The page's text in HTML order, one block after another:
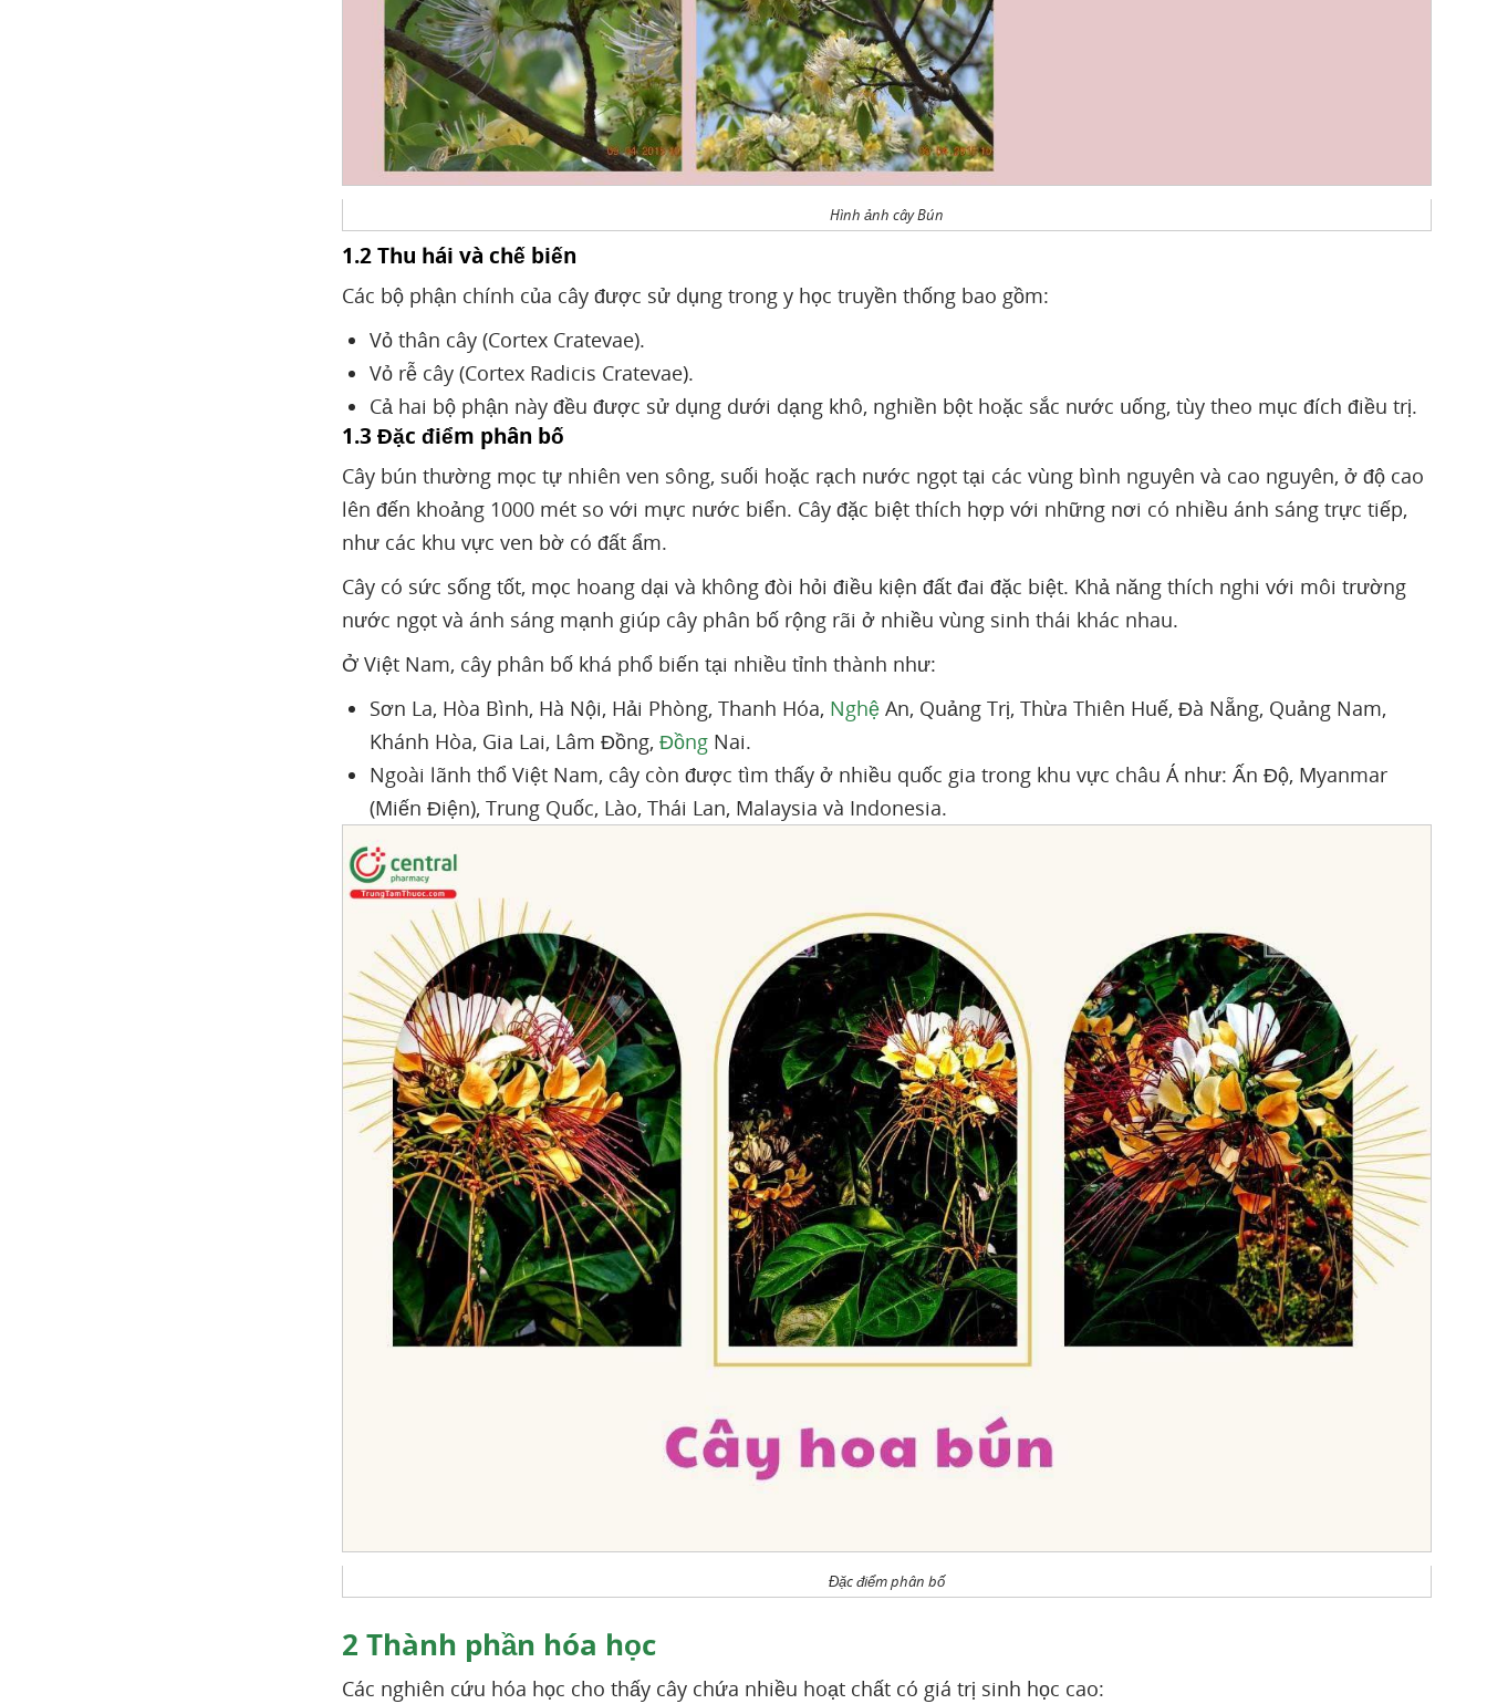
Hình ảnh cây Bún
1.2 Thu hái và chế biến
Các bộ phận chính của cây được sử dụng trong y học truyền thống bao gồm:
Vỏ thân cây (Cortex Cratevae).
Vỏ rễ cây (Cortex Radicis Cratevae).
Cả hai bộ phận này đều được sử dụng dưới dạng khô, nghiền bột hoặc sắc nước uống, tùy theo mục đích điều trị.
1.3 Đặc điểm phân bố
Cây bún thường mọc tự nhiên ven sông, suối hoặc rạch nước ngọt tại các vùng bình nguyên và cao nguyên, ở độ cao
lên đến khoảng 1000 mét so với mực nước biển. Cây đặc biệt thích hợp với những nơi có nhiều ánh sáng trực tiếp,
như các khu vực ven bờ có đất ẩm.
Cây có sức sống tốt, mọc hoang dại và không đòi hỏi điều kiện đất đai đặc biệt. Khả năng thích nghi với môi trường
nước ngọt và ánh sáng mạnh giúp cây phân bố rộng rãi ở nhiều vùng sinh thái khác nhau.
Ở Việt Nam, cây phân bố khá phổ biến tại nhiều tỉnh thành như:
Sơn La, Hòa Bình, Hà Nội, Hải Phòng, Thanh Hóa, NghệAn, Quảng Trị, Thừa Thiên Huế, Đà Nẵng, Quảng Nam,
Khánh Hòa, Gia Lai, Lâm Đồng, ĐồngNai.
Ngoài lãnh thổ Việt Nam, cây còn được tìm thấy ở nhiều quốc gia trong khu vực châu Á như: Ấn Độ, Myanmar
(Miến Điện), Trung Quốc, Lào, Thái Lan, Malaysia và Indonesia.
Đặc điểm phân bố
2 Thành phần hóa học
Các nghiên cứu hóa học cho thấy cây chứa nhiều hoạt chất có giá trị sinh học cao: